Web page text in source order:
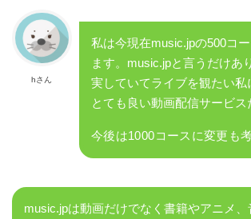
hさん
私は今現在music.jpの500コ
ます。music.jpと言うだけあ
実していてライブを観たい私
とても良い動画配信サービス
今後は1000コースに変更も
music.jpは動画だけでなく書籍やアニメ、